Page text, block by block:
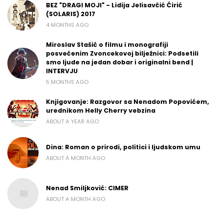
BEZ "DRAGI MOJI" - Lidija Jelisavčić Ćirić
(SOLARIS) 2017
4 MONTHS AGO
Miroslav Stašić o filmu i monografiji
posvećenim Zvoncekovoj bilježnici: Podsetili
smo ljude na jedan dobar i originalni bend |
INTERVJU
5 MONTHS AGO
Knjigovanje: Razgovor sa Nenadom Popovićem,
urednikom Helly Cherry vebzina
ABOUT A YEAR AGO
Dina: Roman o prirodi, politici i ljudskom umu
ABOUT A MONTH AGO
Nenad Smiljković: CIMER
ABOUT A MONTH AGO